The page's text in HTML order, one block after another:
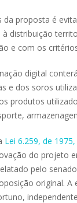
proposta é
à distribuição
e com os
digital
e dos soros
produtos
Lei 6.259, de 1975,
do projeto
pelo
original.